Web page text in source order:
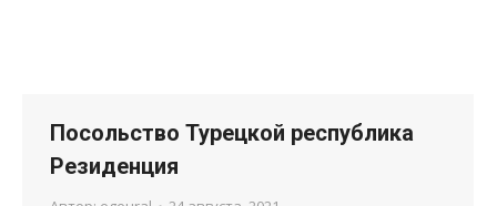
Посольство Турецкой республика
Резиденция